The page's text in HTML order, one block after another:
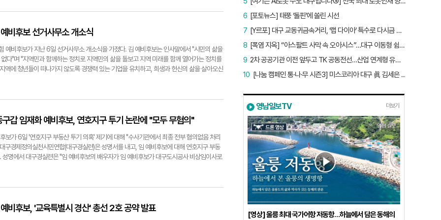
고, 방문객을 위한 편의성 개선에도 최선을 다하겠다"고 했다. 이 예비후보는 이번 행사를
장에서 설맞이 장보기를 마친 뒤 기념사진을 촬영하고 있다. 이종화 예비후보 제공
비후보 선거사무소 개소식
예비후보가 지난 6일 선거사무소 개소식을 가졌다. 김 예비후보는 인사말에서 "시민의 삶을
다"며 "지역민과 함께하는 정치로 지역민의 삶을 돌보고 지역 미래를 함께 열어가는 정치를
역에 청년들이 떠나가지 않도록 경쟁력 있는 기업을 유치하고, 희생과 헌신의 삶을 살아오신
열어 김 예비후보와 지지자가 한데 어우러지는 자리가 만들어져 공약 실천 의지를 확고히
갑 임재화 예비후보, 연호지구 투기 논란에 "모두 무혐의"
가 6일 '연호지구 부동산 투기 의혹' 제기에 대해 "수사기관에서 최종 전부 혐의없음 처리
경제정의실천시민연합(대구경실련)은 성명서를 내고, 임 예비후보에 대해 연호지구 부동
명에서 대구경실련은 "임 예비후보의 배우자가 임 예비후보가 대구도시공사 비상임이사로
의 결정이 났다고 밝히면서 "이러한 국가기관의 결정을 무시하고 의혹을 만드는 행위는 반
고자 한다"고 강조했다. 서민지기자 mjs858@yeongnam.comclip20240206160645
비후보, '교육특별시 경산' 총선 2호 공약 발표
[포토뉴스] 태풍 ‘돌핀’에 쏠린 시선
6
[Y르포] 대구 교동귀금속거리, ‘랩 다이아’ 특수로 다시금 활기…“반짝 인기 의존 않는 지속 가능 성장 동력 마련해야”
7
[폭염 지옥] “아스팔트 사막 속 오아시스”…대구 이동형 쉼터 버스 ‘북적’, 지하철역도 ‘바글’
8
2차 공공기관 이전 앞두고 TK 공동전선…산업 연계형 유치 승부수
9
[나눔 캠페인 통·나·무 시즌3] 미스코리아 대구 眞 김세은 “내가 받은 응원, 다음 사람에게”
10
영남일보TV 더보기
[영상] 울릉 최대 국가어항 저동항…하늘에서 담은 동해의